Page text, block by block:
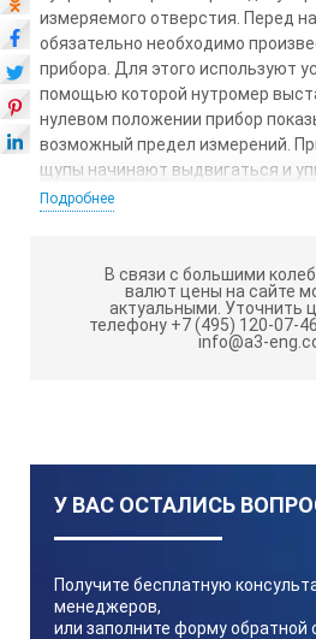
измеряемого отверстия. Перед
обязательно необходимо
прибора. Для этого используют
помощью которой нутромер
нулевом положении прибор
возможный предел измерений.
щупы начинают выдвигаться и
отверстия. Цифровой
считывать показания, что
процесс измерения. Для
поставляется в кейсе. В этой
предусмотрены установочные
Подробнее
В связи с большими
валют цены на сайте
актуальными. Уточнить
телефону +7 (495) 120-07-
info@a3-
У ВАС ОСТАЛИСЬ
Получите бесплатную
менеджеров,
или заполните форму обратной